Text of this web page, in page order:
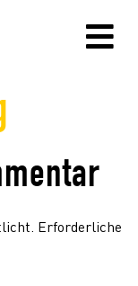
Erforderliche